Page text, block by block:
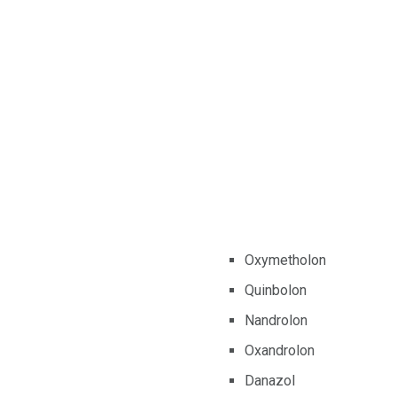
Oxymetholon
Quinbolon
Nandrolon
Oxandrolon
Danazol